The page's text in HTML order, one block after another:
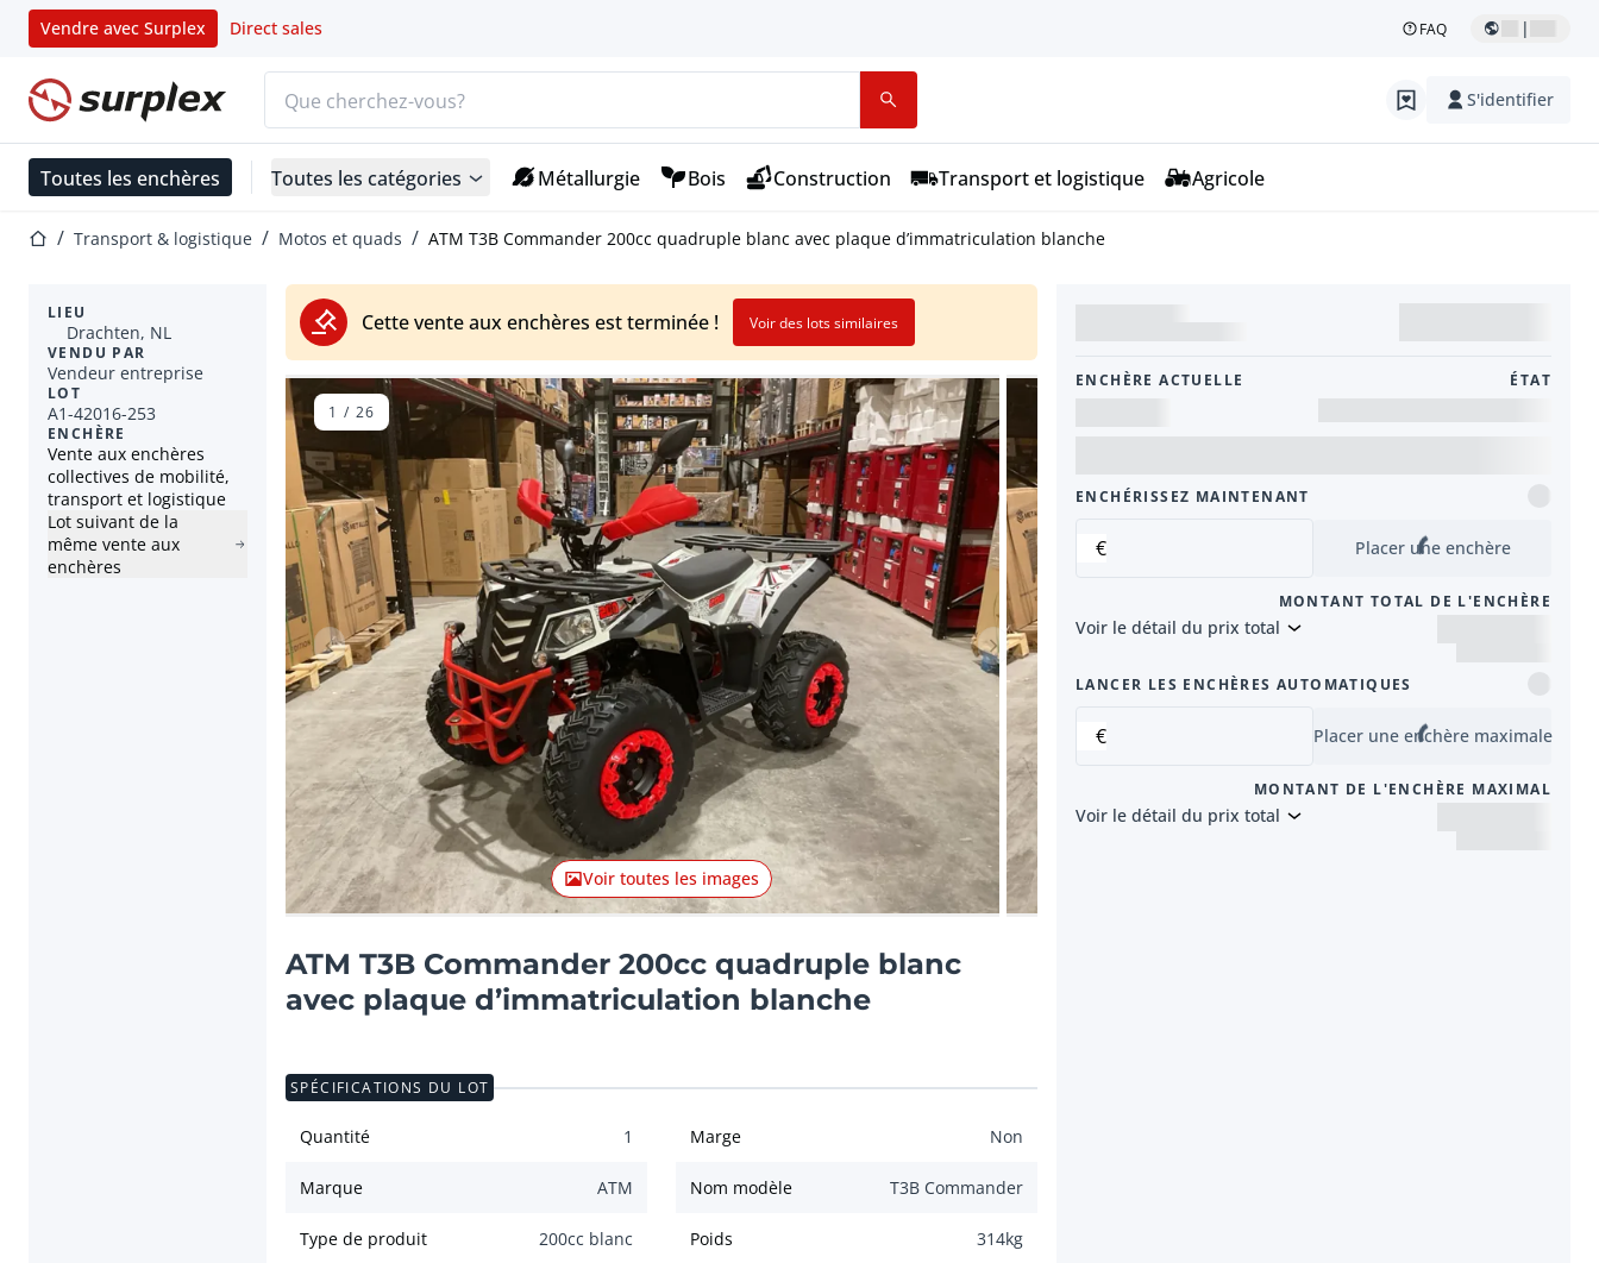
Vendre avec Surplex Direct sales FAQ |
Page d'accueil S'identifier
Toutes les enchères Toutes les catégories Métallurgie Bois Construction Transport et logistique Agricole
Page d'accueil
Transport & logistique Motos et quads ATM T3B Commander 200cc quadruple blanc avec plaque d’immatriculation blanche
Cette vente aux enchères est terminée ! Voir des lots similaires
LIEU
Drachten, NL
VENDU PAR
Vendeur entreprise
LOT
A1-42016-253
ENCHÈRE
Vente aux enchères
collectives de mobilité,
transport et logistique
Lot suivant de la
même vente aux
enchères
Lot précédent Lot suivant
Voir toutes les images
1 / 26
ATM T3B Commander 200cc quadruple blanc
avec plaque d’immatriculation blanche
ENCHÈRE ACTUELLE ÉTAT
ENCHÉRISSEZ MAINTENANT
€ Placer une enchère
MONTANT TOTAL DE L'ENCHÈRE
Voir le détail du prix total
LANCER LES ENCHÈRES AUTOMATIQUES
€ Placer une enchère maximale
MONTANT DE L'ENCHÈRE MAXIMAL
Voir le détail du prix total
SPÉCIFICATIONS DU LOT
Quantité 1 Marge Non
Marque ATM Nom modèle T3B Commander
Type de produit 200cc blanc Poids 314kg